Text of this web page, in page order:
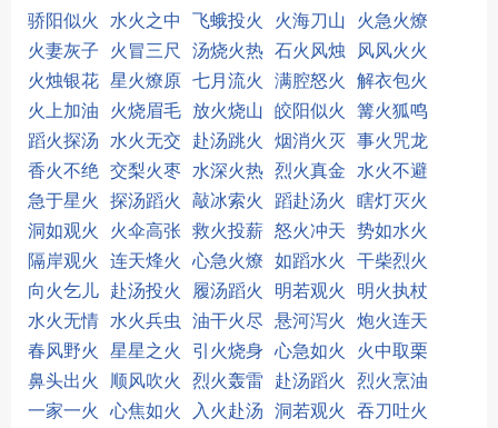
骄阳似火
水火之中 飞蛾投火 火海刀山
火急火燎
火妻灰子
火冒三尺 汤烧火热 石火风烛
风风火火
火烛银花 星火燎原 七月流火 满腔怒火
解衣包火
火上加油
火烧眉毛 放火烧山 皎阳似火
篝火狐鸣
蹈火探汤
水火无交 赴汤跳火 烟消火灭 事火咒龙
香火不绝 交梨火枣 水深火热 烈火真金
水火不避
急于星火
探汤蹈火 敲冰索火 蹈赴汤火
瞎灯灭火
洞如观火
火伞高张 救火投薪 怒火冲天
势如水火
隔岸观火
连天烽火 心急火燎 如蹈水火
干柴烈火
向火乞儿
赴汤投火 履汤蹈火 明若观火
明火执杖
水火无情
水火兵虫 油干火尽 悬河泻火
炮火连天
春风野火
星星之火 引火烧身 心急如火
火中取栗
鼻头出火
顺风吹火 烈火轰雷 赴汤蹈火
烈火烹油
一家一火
心焦如火 入火赴汤 洞若观火
吞刀吐火